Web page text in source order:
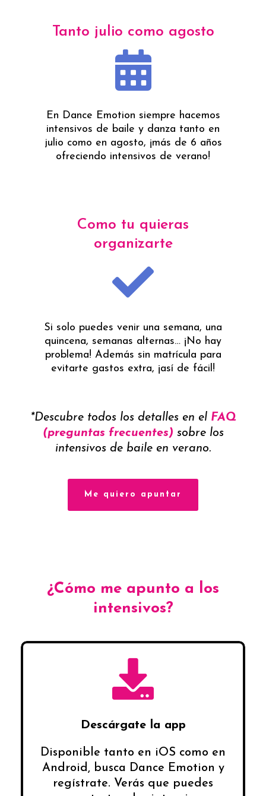
Tanto julio como agosto
En Dance Emotion siempre hacemos
intensivos de baile y danza tanto en
julio como en agosto, ¡más de 6 años
ofreciendo intensivos de verano!
Como tu quieras
organizarte
Si solo puedes venir una semana, una
quincena, semanas alternas… ¡No hay
problema! Además sin matrícula para
evitarte gastos extra, ¡así de fácil!
*Descubre todos los detalles en el FAQ
(preguntas frecuentes) sobre los
intensivos de baile en verano.
Me quiero apuntar
¿Cómo me apunto a los
intensivos?
Descárgate la app
Disponible tanto en iOS como en
Android, busca Dance Emotion y
regístrate. Verás que puedes